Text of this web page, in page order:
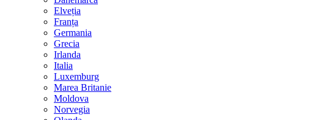
Elveția
Franța
Germania
Grecia
Irlanda
Italia
Luxemburg
Marea Britanie
Moldova
Norvegia